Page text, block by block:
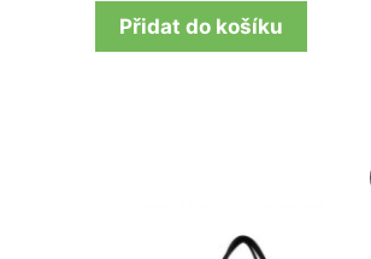
Přidat do košíku
572 Kč.